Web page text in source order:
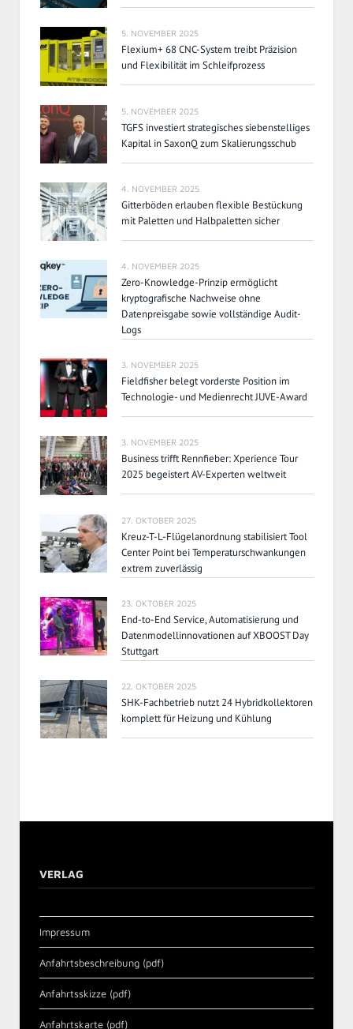
5. NOVEMBER 2025
Flexium+ 68 CNC-System treibt Präzision
und Flexibilität im Schleifprozess
5. NOVEMBER 2025
TGFS investiert strategisches siebenstelliges
Kapital in SaxonQ zum Skalierungsschub
4. NOVEMBER 2025
Gitterböden erlauben flexible Bestückung
mit Paletten und Halbpaletten sicher
4. NOVEMBER 2025
Zero-Knowledge-Prinzip ermöglicht
kryptografische Nachweise ohne
Datenpreisgabe sowie vollständige Audit-
Logs
3. NOVEMBER 2025
Fieldfisher belegt vorderste Position im
Technologie- und Medienrecht JUVE-Award
3. NOVEMBER 2025
Business trifft Rennfieber: Xperience Tour
2025 begeistert AV-Experten weltweit
27. OKTOBER 2025
Kreuz-T-L-Flügelanordnung stabilisiert Tool
Center Point bei Temperaturschwankungen
extrem zuverlässig
23. OKTOBER 2025
End-to-End Service, Automatisierung und
Datenmodellinnovationen auf XBOOST Day
Stuttgart
22. OKTOBER 2025
SHK-Fachbetrieb nutzt 24 Hybridkollektoren
komplett für Heizung und Kühlung
VERLAG
Impressum
Anfahrtsbeschreibung (pdf)
Anfahrtsskizze (pdf)
Anfahrtskarte (pdf)